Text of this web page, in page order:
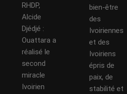
RHDP,
Alcide
Djédjé :
Ouattara a
réalisé le
second
miracle
Ivoirien
bien-être
des
Ivoiriennes
et des
Ivoiriens
épris de
paix, de
stabilité et